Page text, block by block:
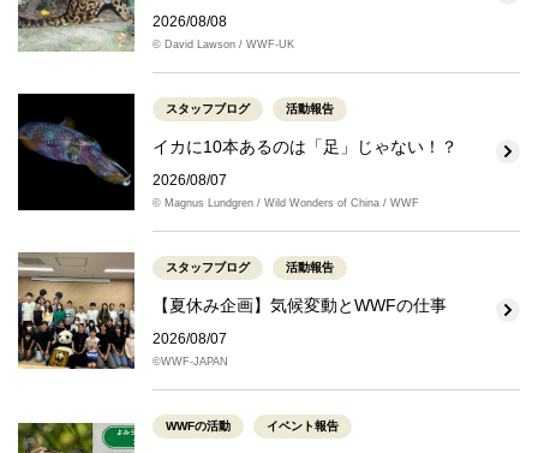
2026/08/08
© David Lawson / WWF-UK
スタッフブログ 活動報告
イカに10本あるのは「足」じゃない！？
2026/08/07
© Magnus Lundgren / Wild Wonders of China / WWF
スタッフブログ 活動報告
【夏休み企画】気候変動とWWFの仕事
2026/08/07
©WWF-JAPAN
WWFの活動 イベント報告